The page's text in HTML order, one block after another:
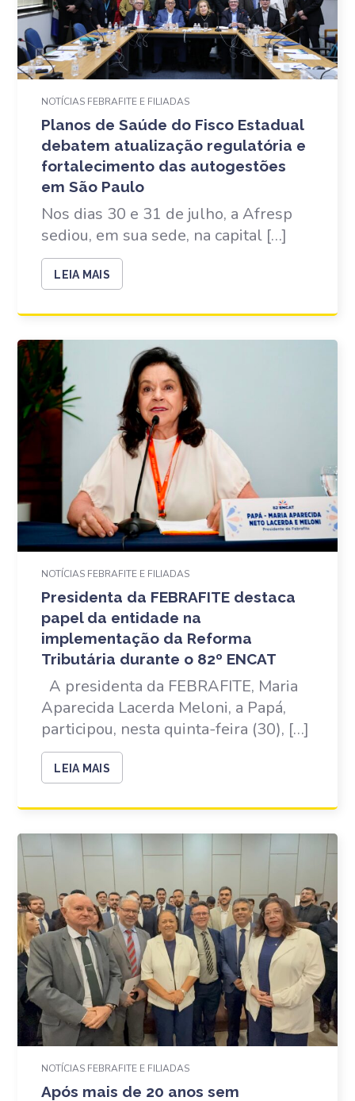
NOTÍCIAS FEBRAFITE E FILIADAS
Planos de Saúde do Fisco Estadual
debatem atualização regulatória e
fortalecimento das autogestões
em São Paulo
Nos dias 30 e 31 de julho, a Afresp
sediou, em sua sede, na capital […]
LEIA MAIS
NOTÍCIAS FEBRAFITE E FILIADAS
Presidenta da FEBRAFITE destaca
papel da entidade na
implementação da Reforma
Tributária durante o 82º ENCAT
A presidenta da FEBRAFITE, Maria
Aparecida Lacerda Meloni, a Papá,
participou, nesta quinta-feira (30), […]
LEIA MAIS
NOTÍCIAS FEBRAFITE E FILIADAS
Após mais de 20 anos sem